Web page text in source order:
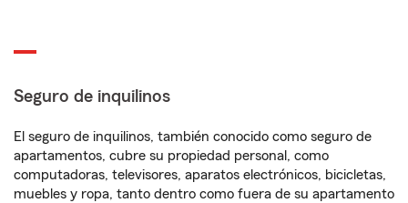
Seguro de inquilinos
El seguro de inquilinos, también conocido como seguro de
apartamentos, cubre su propiedad personal, como
computadoras, televisores, aparatos electrónicos, bicicletas,
muebles y ropa, tanto dentro como fuera de su apartamento